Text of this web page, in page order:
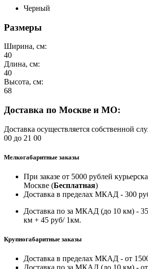
Черный
Размеры
Ширина, см:
40
Длина, см:
40
Высота, см:
68
Доставка по Москве и МО:
Доставка осуществляется собственной
00 до 21 00
Мелкогабаритные заказы
При заказе от 5000 рублей
Москве (Бесплатная)
Доставка в пределах МКАД - 300
Доставка по за МКАД (до 10 км) -
км + 45 руб/ 1км.
Крупногабаритные заказы
Доставка в пределах МКАД - от